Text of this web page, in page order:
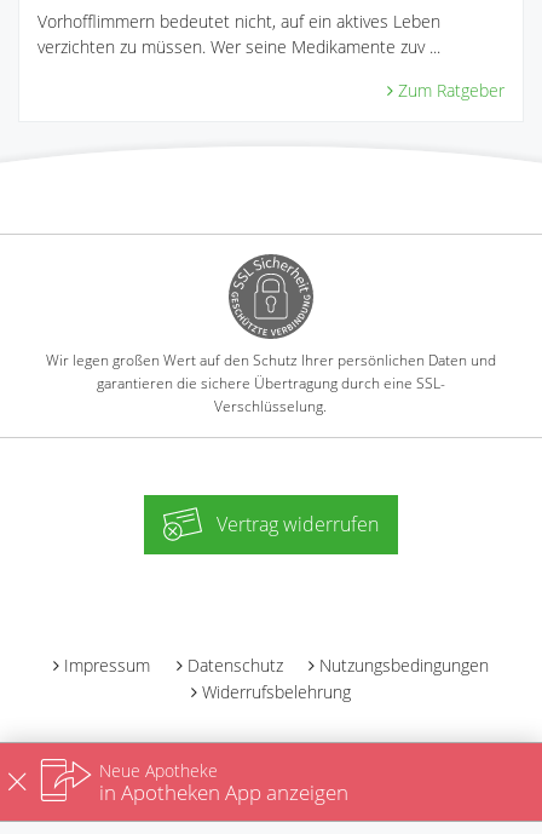
Vorhofflimmern bedeutet nicht, auf ein aktives Leben
verzichten zu müssen. Wer seine Medikamente zuv ...
Zum Ratgeber
Wir legen großen Wert auf den Schutz Ihrer persönlichen Daten und
garantieren die sichere Übertragung durch eine SSL-
Verschlüsselung.
Vertrag widerrufen
Impressum Datenschutz
Nutzungsbedingungen
Widerrufsbelehrung
Neue Apotheke
in Apotheken App anzeigen